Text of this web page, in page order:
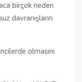
birçok neden
davranışların
olmasını